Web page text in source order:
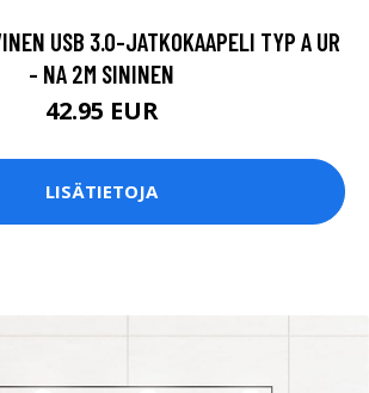
USB 3.0-JATKOKAAPELI TYP A UR
- NA 2M SININEN
42.95 EUR
LISÄTIETOJA